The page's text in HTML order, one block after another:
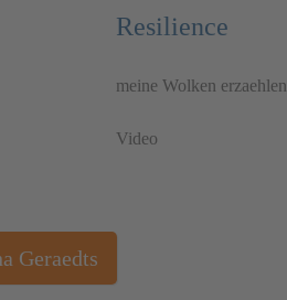
Resilience
meine Wolken erzaehlen
Video
Geraedts